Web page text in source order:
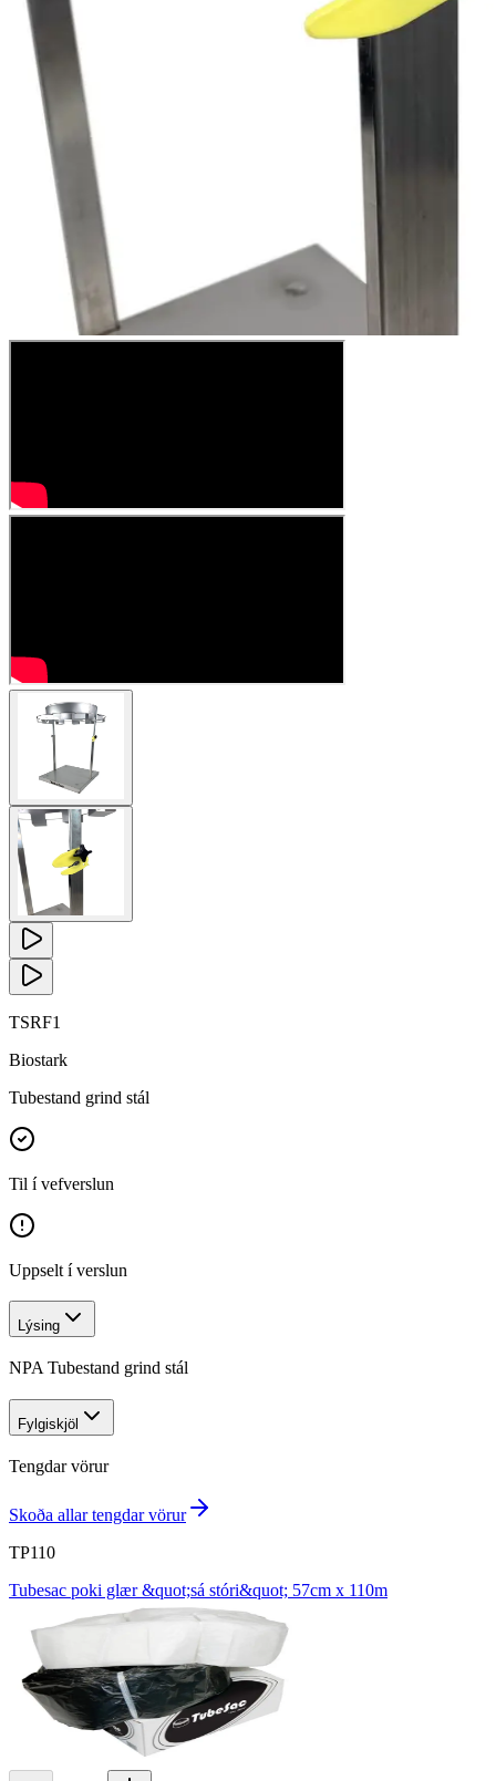
TSRF1
Biostark
Tubestand grind stál
Til í vefverslun
Uppselt í verslun
Lýsing
NPA Tubestand grind stál
Fylgiskjöl
Tengdar vörur
Skoða allar tengdar vörur
TP110
Tubesac poki glær &quot;sá stóri&quot; 57cm x 110m